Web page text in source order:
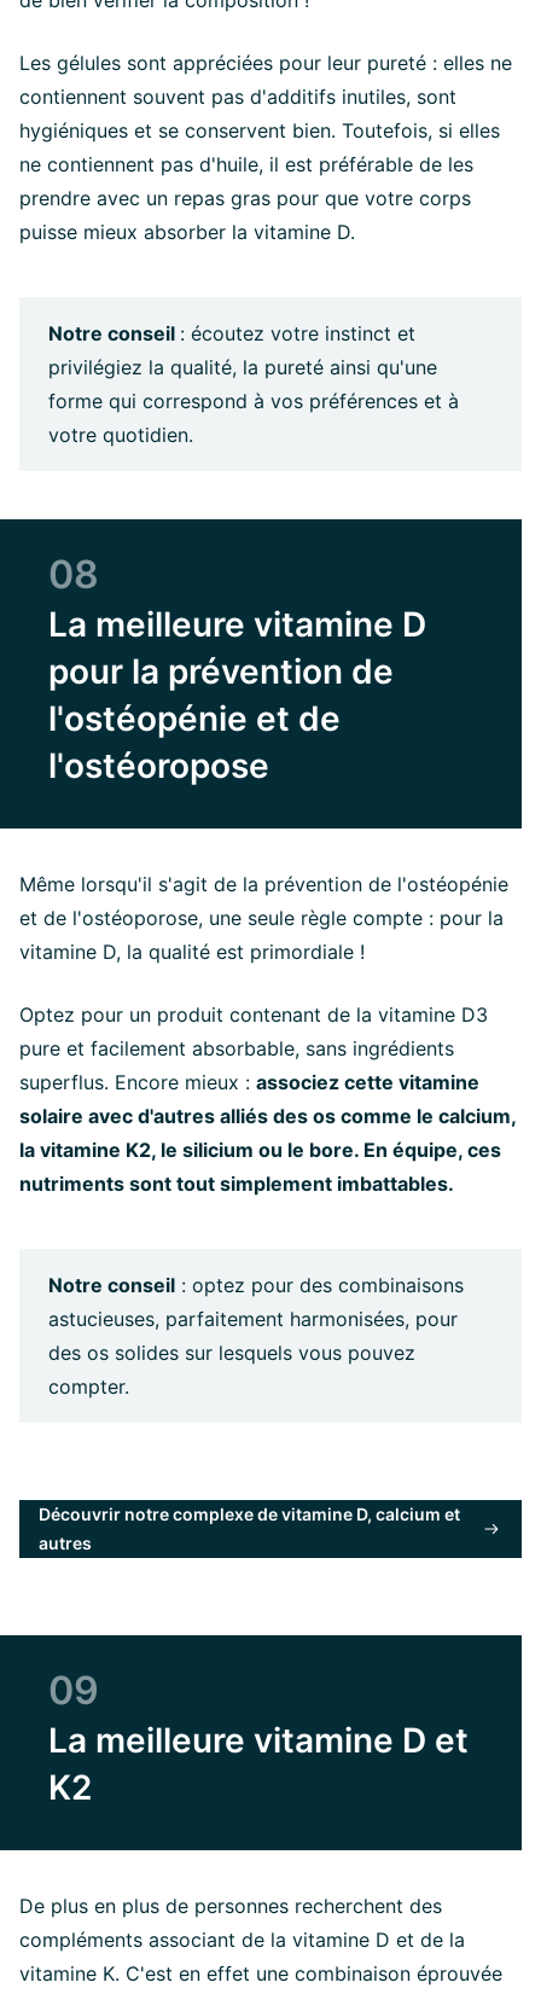
Les gélules sont appréciées pour leur pureté : elles ne
contiennent souvent pas d'additifs inutiles, sont
hygiéniques et se conservent bien. Toutefois, si elles
ne contiennent pas d'huile, il est préférable de les
prendre avec un repas gras pour que votre corps
puisse mieux absorber la vitamine D.
Notre conseil : écoutez votre instinct et
privilégiez la qualité, la pureté ainsi qu'une
forme qui correspond à vos préférences et à
votre quotidien.
08
La meilleure vitamine D
pour la prévention de
l'ostéopénie et de
l'ostéoropose
Même lorsqu'il s'agit de la prévention de l'ostéopénie
et de l'ostéoporose, une seule règle compte : pour la
vitamine D, la qualité est primordiale !
Optez pour un produit contenant de la vitamine D3
pure et facilement absorbable, sans ingrédients
superflus. Encore mieux : associez cette vitamine
solaire avec d'autres alliés des os comme le calcium,
la vitamine K2, le silicium ou le bore. En équipe, ces
nutriments sont tout simplement imbattables.
Notre conseil : optez pour des combinaisons
astucieuses, parfaitement harmonisées, pour
des os solides sur lesquels vous pouvez
compter.
Découvrir notre complexe de vitamine D, calcium et
autres
09
La meilleure vitamine D et
K2
De plus en plus de personnes recherchent des
compléments associant de la vitamine D et de la
vitamine K. C'est en effet une combinaison éprouvée